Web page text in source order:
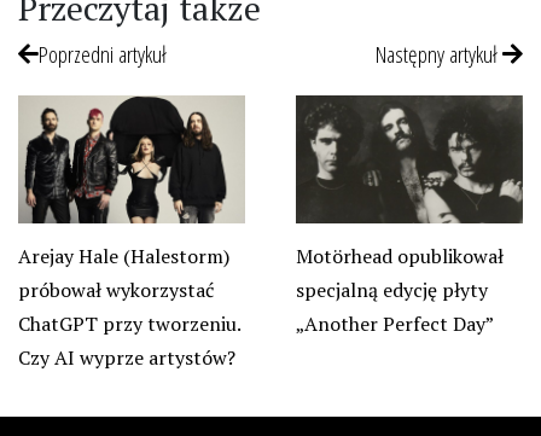
Poprzedni artykuł
Arejay Hale (Halestorm)
próbował wykorzystać
ChatGPT przy tworzeniu.
Czy AI wyprze artystów?
Następny artykuł
Motörhead opublikował
specjalną edycję płyty
„Another Perfect Day”